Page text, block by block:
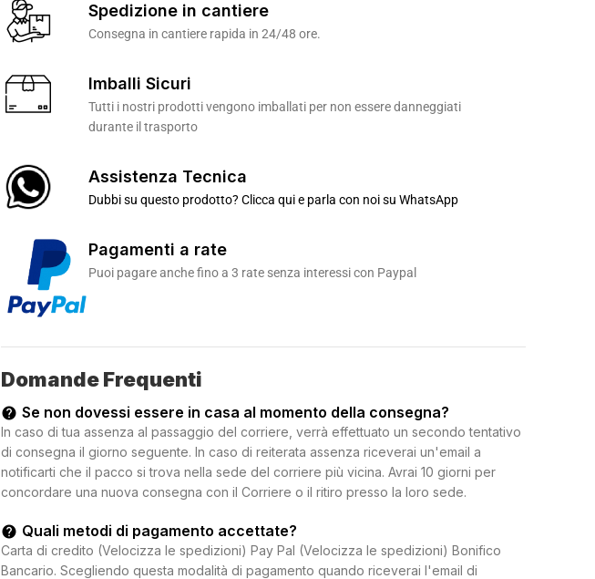
Spedizione in cantiere
Consegna in cantiere rapida in 24/48 ore.
Imballi Sicuri
Tutti i nostri prodotti vengono imballati per non essere danneggiati
durante il trasporto
Assistenza Tecnica
Dubbi su questo prodotto? Clicca qui e parla con noi su WhatsApp
Pagamenti a rate
Puoi pagare anche fino a 3 rate senza interessi con Paypal
Domande Frequenti
Se non dovessi essere in casa al momento della consegna?
In caso di tua assenza al passaggio del corriere, verrà effettuato un secondo tentativo
di consegna il giorno seguente. In caso di reiterata assenza riceverai un'email a
notificarti che il pacco si trova nella sede del corriere più vicina. Avrai 10 giorni per
concordare una nuova consegna con il Corriere o il ritiro presso la loro sede.
Quali metodi di pagamento accettate?
Carta di credito (Velocizza le spedizioni) Pay Pal (Velocizza le spedizioni) Bonifico
Bancario. Scegliendo questa modalità di pagamento quando riceverai l'email di